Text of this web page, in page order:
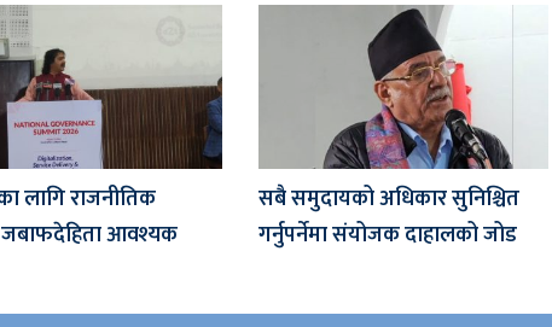
लागि राजनीतिक
जबाफदेहिता आवश्यक
सबै समुदायको अधिकार सुनिश्चित
गर्नुपर्नेमा संयोजक दाहालको जोड